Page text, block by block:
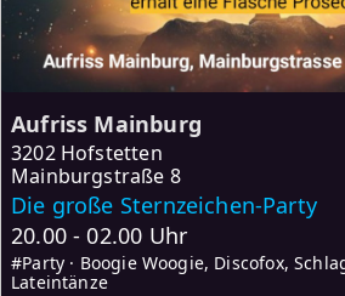
Aufriss Mainburg
3202 Hofstetten
Mainburgstraße 8
Die große Sternzeichen-Party
20.00 - 02.00 Uhr
#Party · Boogie Woogie, Discofox,
Lateintänze